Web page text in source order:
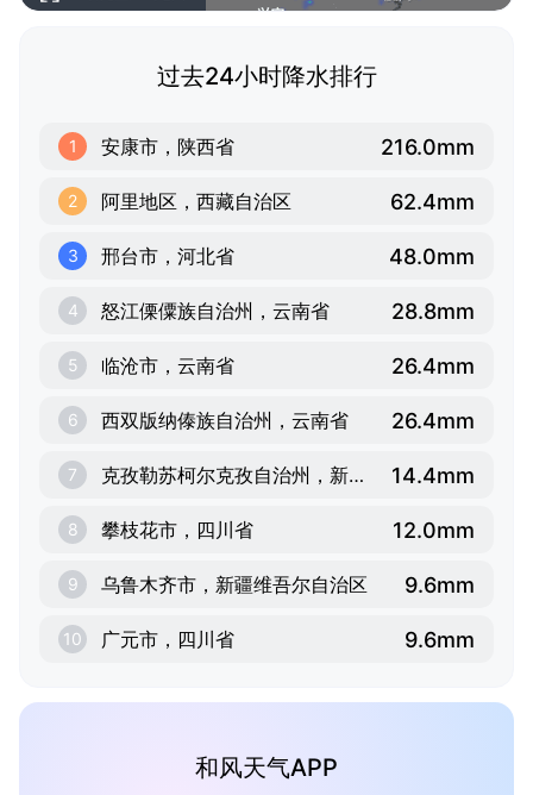
过去24小时降水排行
1 安康市，陕西省 216.0mm
2 阿里地区，西藏自治区 62.4mm
3 邢台市，河北省 48.0mm
4 怒江傈僳族自治州，云南省 28.8mm
5 临沧市，云南省 26.4mm
6 西双版纳傣族自治州，云南省 26.4mm
7 克孜勒苏柯尔克孜自治州，新疆维吾尔自治区 14.4mm
8 攀枝花市，四川省 12.0mm
9 乌鲁木齐市，新疆维吾尔自治区 9.6mm
10 广元市，四川省 9.6mm
和风天气APP